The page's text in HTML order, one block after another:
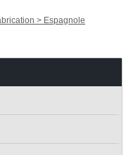
> Espagnole